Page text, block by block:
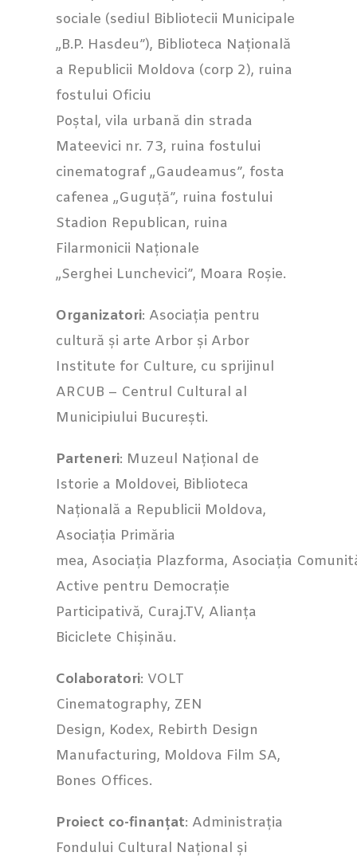
sociale (sediul Bibliotecii Municipale
„B.P. Hasdeu”), Biblioteca Națională
a Republicii Moldova (corp 2), ruina
fostului Oficiu
Poștal, vila urbană din strada
Mateevici nr. 73, ruina fostului
cinematograf „Gaudeamus”, fosta
cafenea „Guguță”, ruina fostului
Stadion Republican, ruina
Filarmonicii Naționale
„Serghei Lunchevici”, Moara Roșie.
Organizatori: Asociația pentru
cultură și arte Arbor și Arbor
Institute for Culture, cu sprijinul
ARCUB – Centrul Cultural al
Municipiului București.
Parteneri: Muzeul Național de
Istorie a Moldovei, Biblioteca
Națională a Republicii Moldova,
Asociația Primăria
mea, Asociația Plazforma, Asociația
Active pentru Democrație
Participativă, Curaj.TV, Alianța
Biciclete Chișinău.
Colaboratori: VOLT
Cinematography, ZEN
Design, Kodex, Rebirth Design
Manufacturing, Moldova Film SA,
Bones Offices.
Proiect co-finanțat: Administrația
Fondului Cultural Național și